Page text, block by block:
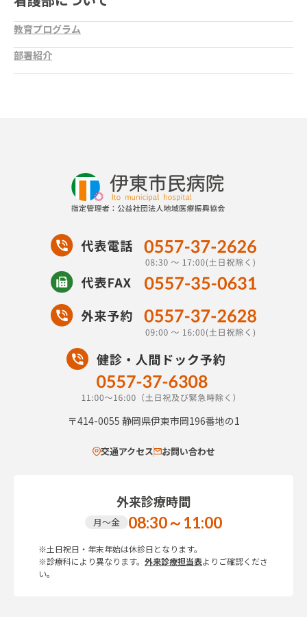
教育プログラム
部署紹介
〒414-0055 静岡県伊東市岡196番地の1
交通アクセス お問い合わせ
外来診療時間
月～金 08:30～11:00
※土日祝日・年末年始は休診日となります。
※診療科により異なります。 外来診療担当表よりご確認くださ
い。